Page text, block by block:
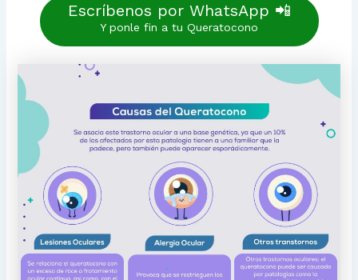
Escríbenos por WhatsApp 📲
Y ponle fin a tu Queratocono